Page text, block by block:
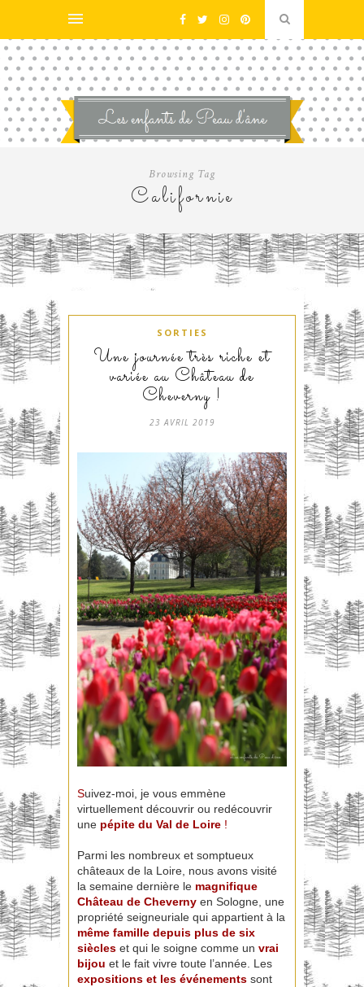
Browsing Tag
Californie
SORTIES
Une journée très riche et
variée au Château de
Cheverny !
23 AVRIL 2019
Suivez-moi, je vous emmène
virtuellement découvrir ou redécouvrir
une pépite du Val de Loire !
Parmi les nombreux et somptueux
châteaux de la Loire, nous avons visité
la semaine dernière le magnifique
Château de Cheverny en Sologne, une
propriété seigneuriale qui appartient à la
même famille depuis plus de six
siècles et qui le soigne comme un vrai
bijou et le fait vivre toute l’année. Les
expositions et les événements sont